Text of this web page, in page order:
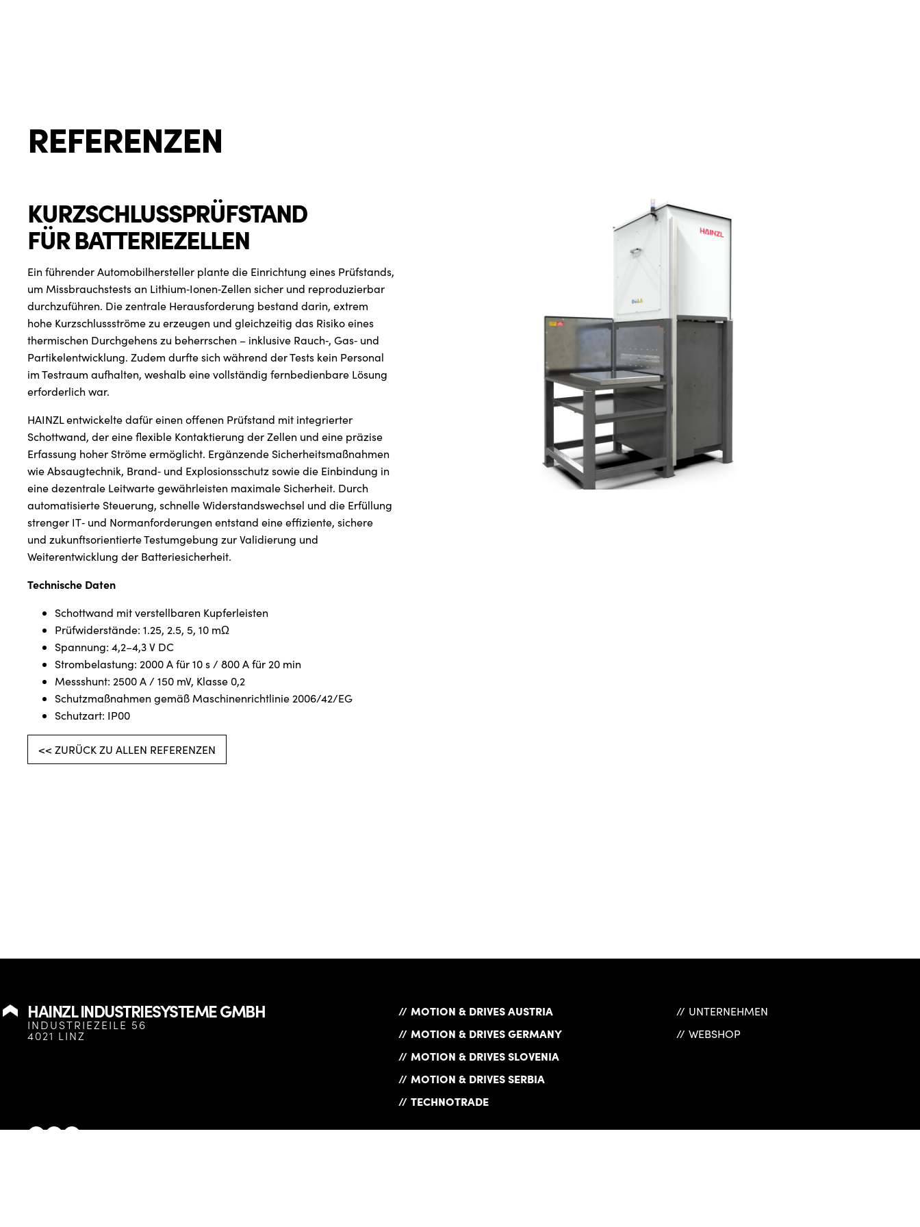
REFERENZEN
KURZSCHLUSSPRÜFSTAND
FÜR BATTERIEZELLEN
Ein führender Automobilhersteller plante die Einrichtung eines Prüfstands,
um Missbrauchstests an Lithium‑Ionen‑Zellen sicher und reproduzierbar
durchzuführen. Die zentrale Herausforderung bestand darin, extrem
hohe Kurzschlussströme zu erzeugen und gleichzeitig das Risiko eines
thermischen Durchgehens zu beherrschen – inklusive Rauch‑, Gas‑ und
Partikelentwicklung. Zudem durfte sich während der Tests kein Personal
im Testraum aufhalten, weshalb eine vollständig fernbedienbare Lösung
erforderlich war.
HAINZL entwickelte dafür einen offenen Prüfstand mit integrierter
Schottwand, der eine flexible Kontaktierung der Zellen und eine präzise
Erfassung hoher Ströme ermöglicht. Ergänzende Sicherheitsmaßnahmen
wie Absaugtechnik, Brand‑ und Explosionsschutz sowie die Einbindung in
eine dezentrale Leitwarte gewährleisten maximale Sicherheit. Durch
automatisierte Steuerung, schnelle Widerstandswechsel und die Erfüllung
strenger IT‑ und Normanforderungen entstand eine effiziente, sichere
und zukunftsorientierte Testumgebung zur Validierung und
Weiterentwicklung der Batteriesicherheit.
Technische Daten
Schottwand mit verstellbaren Kupferleisten
Prüfwiderstände: 1.25, 2.5, 5, 10 mΩ
Spannung: 4,2–4,3 V DC
Strombelastung: 2000 A für 10 s / 800 A für 20 min
Messshunt: 2500 A / 150 mV, Klasse 0,2
Schutzmaßnahmen gemäß Maschinenrichtlinie 2006/42/EG
Schutzart: IP00
<< ZURÜCK ZU ALLEN REFERENZEN
HAINZL INDUSTRIESYSTEME GMBH
INDUSTRIEZEILE 56
4021 LINZ
MOTION & DRIVES AUSTRIA
MOTION & DRIVES GERMANY
MOTION & DRIVES SLOVENIA
MOTION & DRIVES SERBIA
TECHNOTRADE
UNTERNEHMEN
WEBSHOP